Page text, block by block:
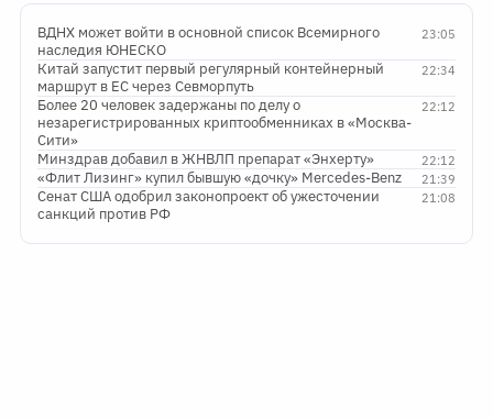
23:05
ВДНХ может войти в основной список Всемирного
наследия ЮНЕСКО
22:34
Китай запустит первый регулярный контейнерный
маршрут в ЕС через Севморпуть
22:12
Более 20 человек задержаны по делу о
незарегистрированных криптообменниках в «Москва-
Сити»
22:12
Минздрав добавил в ЖНВЛП препарат «Энхерту»
21:39
«Флит Лизинг» купил бывшую «дочку» Mercedes-Benz
21:08
Сенат США одобрил законопроект об ужесточении
санкций против РФ